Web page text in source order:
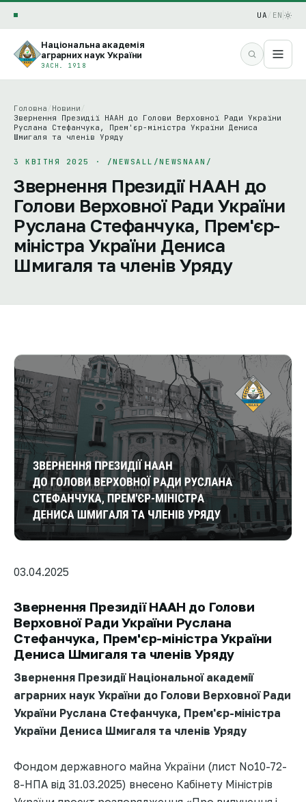
UA EN
Національна академія
аграрних наук України
ЗАСН. 1918
Головна Новини
Звернення Президії НААН до Голови Верховної Ради України
Руслана Стефанчука, Прем'єр-міністра України Дениса
Шмигаля та членів Уряду
3 КВІТНЯ 2025 · /NEWSALL/NEWSNAAN/
Звернення Президії НААН до
Голови Верховної Ради України
Руслана Стефанчука, Прем'єр-
міністра України Дениса
Шмигаля та членів Уряду
03.04.2025
Звернення Президії НААН до Голови
Верховної Ради України Руслана
Стефанчука, Прем'єр-міністра України
Дениса Шмигаля та членів Уряду
Звернення Президії Національної академії
аграрних наук України до Голови Верховної Ради
України Руслана Стефанчука, Прем'єр-міністра
України Дениса Шмигаля та членів Уряду
Фондом державного майна України (лист No10-72-
8-НПА від 31.03.2025) внесено Кабінету Міністрів